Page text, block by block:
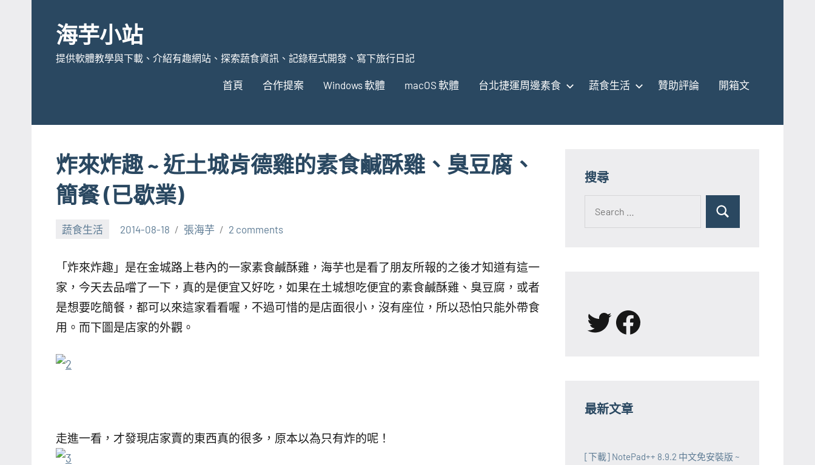
content海芋小站
提供軟體教學與下載、介紹有趣網站、探索蔬食資訊、記錄程式開發、寫下旅行日記
首頁 合作提案 Windows 軟體 macOS 軟體 台北捷運周邊素食 蔬食生活 贊助評論 開箱文
炸來炸趣 ~ 近土城肯德雞的素食鹹酥雞、臭豆腐、
簡餐 (已歇業)
蔬食生活 2014-08-18 張海芋 2 comments
「炸來炸趣」是在金城路上巷內的一家素食鹹酥雞，海芋也是看了朋友所報的之後才知道有這一
家，今天去品嚐了一下，真的是便宜又好吃，如果在土城想吃便宜的素食鹹酥雞、臭豆腐，或者
是想要吃簡餐，都可以來這家看看喔，不過可惜的是店面很小，沒有座位，所以恐怕只能外帶食
用。而下圖是店家的外觀。
走進一看，才發現店家賣的東西真的很多，原本以為只有炸的呢！
搜尋
for:
Search
X Facebook
最新文章
[下載] NotePad++ 8.9.2 中文免安裝版 ~